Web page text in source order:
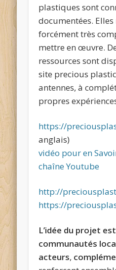
plastiques sont
documentées. Elles
forcément très
mettre en œuvre.
ressources sont
site precious
antennes, à
propres
https://
anglais)
vidéo pour en
chaîne Youtube
http://
https://
L’idée du projet
communautés
acteurs,